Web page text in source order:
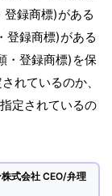
録商標)がある
登録商標)がある
・登録商標)を保
れているのか、
定されているの
式会社 CEO/弁理